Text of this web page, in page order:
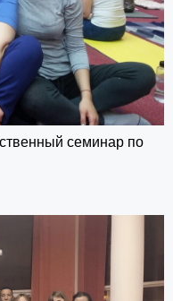
семинар по